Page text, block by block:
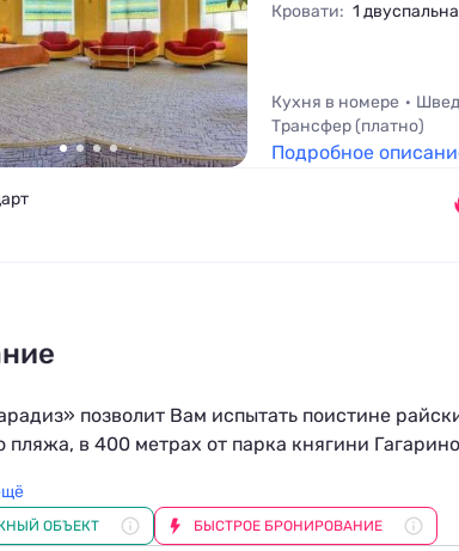
Кровати: 1
Кухня в номере
Трансфер (платно)
Подробное
позволит Вам испытать поистине
пляжа, в 400 метрах от парка княгини
шикарные комфортабельные 1-
и «Апартаменты», отличающиеся наличием
ОБЪЕКТ БЫСТРОЕ БРОНИРОВАНИЕ